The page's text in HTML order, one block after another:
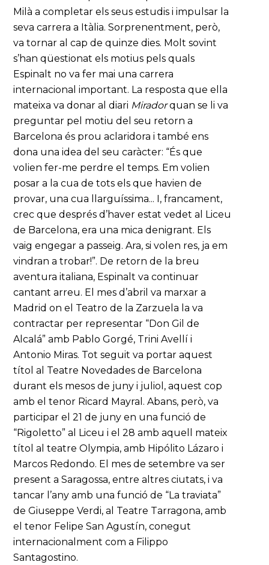
Milà a completar els seus estudis i impulsar la
seva carrera a Itàlia. Sorprenentment, però,
va tornar al cap de quinze dies. Molt sovint
s’han qüestionat els motius pels quals
Espinalt no va fer mai una carrera
internacional important. La resposta que ella
mateixa va donar al diari Miradorquan se li va
preguntar pel motiu del seu retorn a
Barcelona és prou aclaridora i també ens
dona una idea del seu caràcter: “És que
volien fer-me perdre el temps. Em volien
posar a la cua de tots els que havien de
provar, una cua llarguíssima... I, francament,
crec que després d’haver estat vedet al Liceu
de Barcelona, era una mica denigrant. Els
vaig engegar a passeig. Ara, si volen res, ja em
vindran a trobar!”. De retorn de la breu
aventura italiana, Espinalt va continuar
cantant arreu. El mes d’abril va marxar a
Madrid on el Teatro de la Zarzuela la va
contractar per representar “Don Gil de
Alcalá” amb Pablo Gorgé, Trini Avellí i
Antonio Miras. Tot seguit va portar aquest
títol al Teatre Novedades de Barcelona
durant els mesos de juny i juliol, aquest cop
amb el tenor Ricard Mayral. Abans, però, va
participar el 21 de juny en una funció de
“Rigoletto” al Liceu i el 28 amb aquell mateix
títol al teatre Olympia, amb Hipólito Lázaro i
Marcos Redondo. El mes de setembre va ser
present a Saragossa, entre altres ciutats, i va
tancar l’any amb una funció de “La traviata”
de Giuseppe Verdi, al Teatre Tarragona, amb
el tenor Felipe San Agustín, conegut
internacionalment com a Filippo
Santagostino.